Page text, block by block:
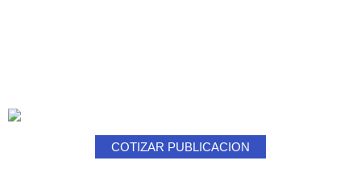
COTIZAR PUBLICACION